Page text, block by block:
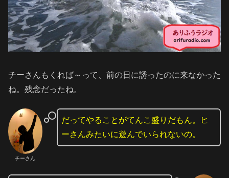
チーさんもくれば～って、前の日に誘ったのに来なかった
ね。残念だったね。
チーさん
だってやることがてんこ盛りだもん。ヒ
ーさんみたいに遊んでいられないの。